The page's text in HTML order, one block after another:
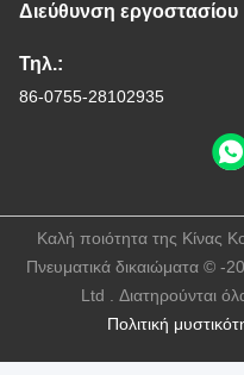
Διεύθυνση εργοστασίου
Τηλ.:
86-0755-28102935
Πολιτική
Καλή ποιότητα της Κίνας
Πνευματικά δικαιώματα © -
Ltd . Διατηρούνται